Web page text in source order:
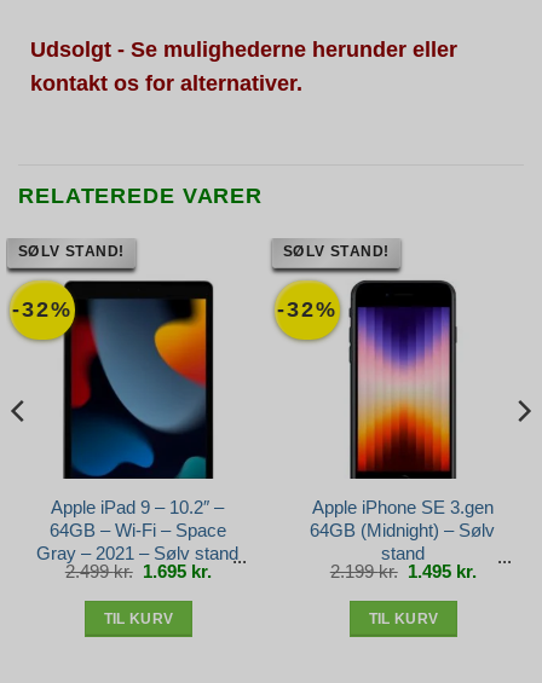
Udsolgt - Se mulighederne herunder eller
kontakt os for alternativer.
RELATEREDE VARER
-32%
SØLV STAND!
Apple iPad 9 – 10.2″ –
64GB – Wi-Fi – Space
Gray – 2021 – Sølv stand
2.499kr. Den
oprindelige
pris
1.695 kr. Den
aktuelle
pris
TIL KURV
-32%
SØLV STAND!
Apple iPhone SE 3.gen
64GB (Midnight) – Sølv
stand
2.199kr. Den
oprindelige
pris
1.495 kr. Den
aktuelle
pris
TIL KURV